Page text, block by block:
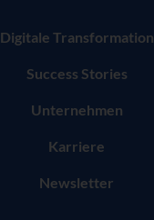
Digitale Transformation
Success Stories
Unternehmen
Karriere
Newsletter